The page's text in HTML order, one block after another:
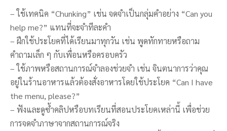
– ใช้เทคนิค “Chunking” เช่น จดจำเป็นกลุ่มคำอย่าง “Can you
help me?” แทนที่จะจำทีละคำ
– ฝึกใช้ประโยคที่ได้เรียนมาทุกวัน เช่น พูดทักทายหรือถาม
คำถามเล็ก ๆ กับเพื่อนหรือครอบครัว
– ใช้ภาพหรือสถานการณ์จำลองช่วยจำ เช่น จินตนาการว่าคุณ
อยู่ในร้านอาหารแล้วต้องสั่งอาหารโดยใช้ประโยค “Can I have
the menu, please?”
– ฟังและดูซ้ำคลิปหรือบทเรียนที่สอนประโยคเหล่านี้ เพื่อช่วย
การจดจำภาษาจากสถานการณ์จริง